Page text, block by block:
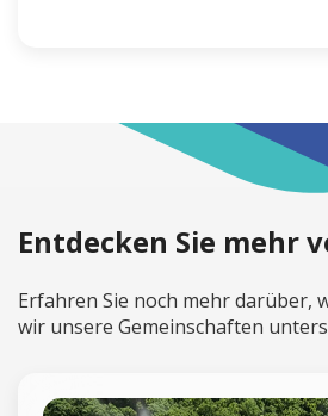
Entdecken Sie mehr
Erfahren Sie noch mehr darüber,
wir unsere Gemeinschaften